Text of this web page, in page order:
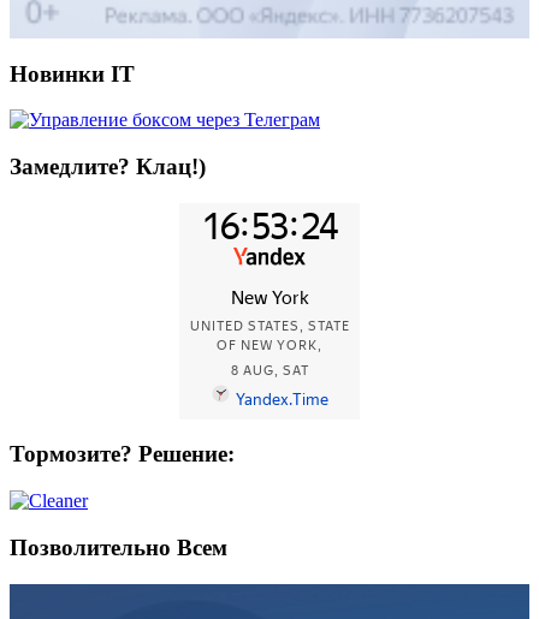
Новинки IT
Замедлите? Клац!)
Тормозите? Решение:
Позволительно Всем